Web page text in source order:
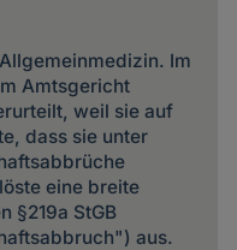
Im
Amtsgericht
weil sie auf
dass sie unter
eine breite
§219a StGB
aus.